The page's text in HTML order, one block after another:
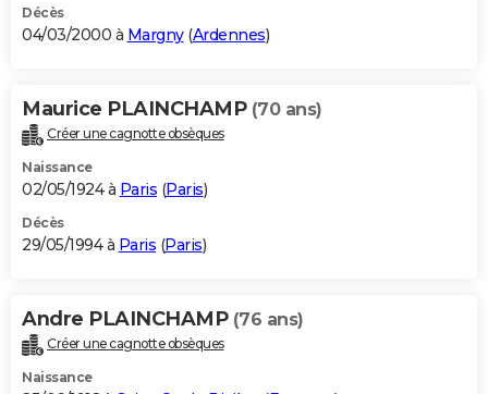
Décès
04/03/2000 à Margny(Ardennes)
Maurice PLAINCHAMP (70 ans)
Créer une cagnotte obsèques
Naissance
02/05/1924 à Paris (Paris)
Décès
29/05/1994 à Paris (Paris)
Andre PLAINCHAMP (76 ans)
Créer une cagnotte obsèques
Naissance